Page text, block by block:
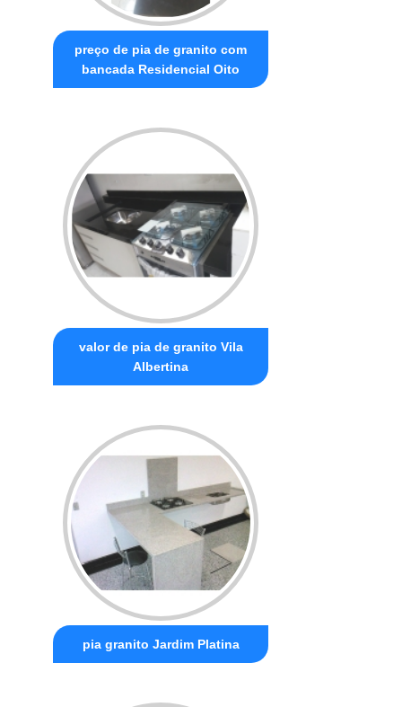
preço de pia de granito com
bancada Residencial Oito
valor de pia de granito Vila
Albertina
pia granito Jardim Platina